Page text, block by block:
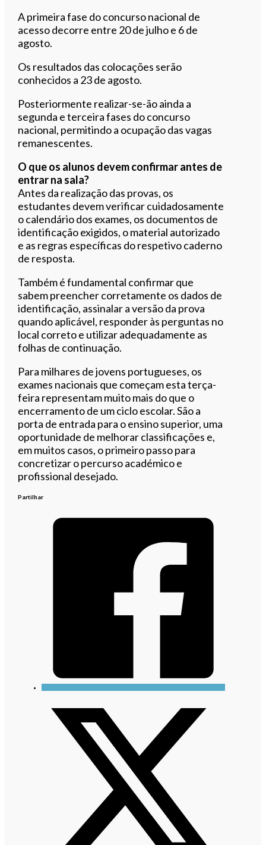
A primeira fase do concurso nacional de
acesso decorre entre 20 de julho e 6 de
agosto.
Os resultados das colocações serão
conhecidos a 23 de agosto.
Posteriormente realizar-se-ão ainda a
segunda e terceira fases do concurso
nacional, permitindo a ocupação das vagas
remanescentes.
O que os alunos devem confirmar antes de
entrar na sala?
Antes da realização das provas, os
estudantes devem verificar cuidadosamente
o calendário dos exames, os documentos de
identificação exigidos, o material autorizado
e as regras específicas do respetivo caderno
de resposta.
Também é fundamental confirmar que
sabem preencher corretamente os dados de
identificação, assinalar a versão da prova
quando aplicável, responder às perguntas no
local correto e utilizar adequadamente as
folhas de continuação.
Para milhares de jovens portugueses, os
exames nacionais que começam esta terça-
feira representam muito mais do que o
encerramento de um ciclo escolar. São a
porta de entrada para o ensino superior, uma
oportunidade de melhorar classificações e,
em muitos casos, o primeiro passo para
concretizar o percurso académico e
profissional desejado.
Partilhar